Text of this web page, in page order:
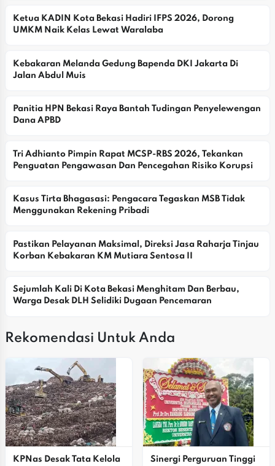
Ketua KADIN Kota Bekasi Hadiri IFPS 2026, Dorong
UMKM Naik Kelas Lewat Waralaba
Kebakaran Melanda Gedung Bapenda DKI Jakarta Di
Jalan Abdul Muis
Panitia HPN Bekasi Raya Bantah Tudingan Penyelewengan
Dana APBD
Tri Adhianto Pimpin Rapat MCSP-RBS 2026, Tekankan
Penguatan Pengawasan Dan Pencegahan Risiko Korupsi
Kasus Tirta Bhagasasi: Pengacara Tegaskan MSB Tidak
Menggunakan Rekening Pribadi
Pastikan Pelayanan Maksimal, Direksi Jasa Raharja Tinjau
Korban Kebakaran KM Mutiara Sentosa II
Sejumlah Kali Di Kota Bekasi Menghitam Dan Berbau,
Warga Desak DLH Selidiki Dugaan Pencemaran
Rekomendasi Untuk Anda
KPNas Desak Tata Kelola
Sinergi Perguruan Tinggi